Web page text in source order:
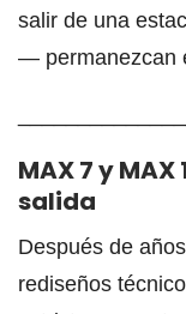
salir de una
— permanezcan
MAX 7 y
salida
Después de
rediseños